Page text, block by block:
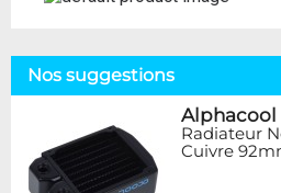
Nos suggestions
Alphacool
Radiateur
Cuivre